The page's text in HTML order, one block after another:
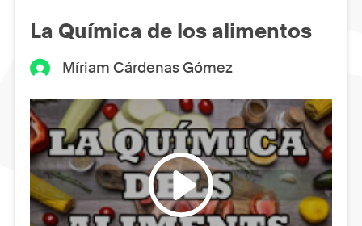
La Química de los alimentos
Míriam Cárdenas Gómez